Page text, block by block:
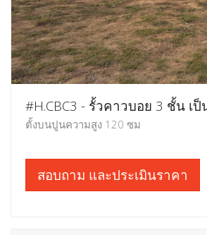
#H.CBC3 - รั้วคาวบอย 3 ชั้น เป็
ตั้งบนปูนความสูง 120 ซม
สอบถาม และประเมินราคา